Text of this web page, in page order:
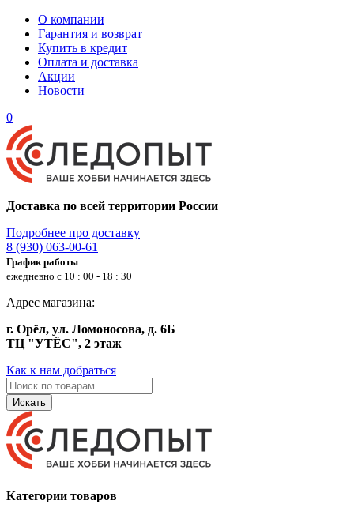
О компании
Гарантия и возврат
Купить в кредит
Оплата и доставка
Акции
Новости
0
Доставка по всей территории России
Подробнее про доставку
8 (930) 063-00-61
График работы
ежедневно с 10 : 00 - 18 : 30
Адрес магазина:
г. Орёл, ул. Ломоносова, д. 6Б
ТЦ "УТЁС", 2 этаж
Как к нам добраться
Искать
Категории товаров